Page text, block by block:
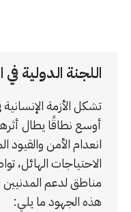
اللجنة الدولية
تشكل الأزمة
أوسع نطاقًا يطال
انعدام الأمن
الاحتياجات الهائل،
مناطق لدعم
هذه الجهود ما يلي: